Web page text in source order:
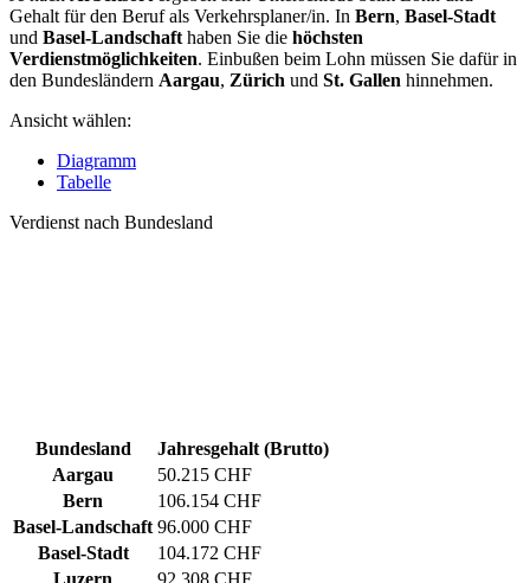
Gehalt für den Beruf als Verkehrsplaner/in. In Bern, Basel-Stadt
und Basel-Landschaft haben Sie die höchsten
Verdienstmöglichkeiten. Einbußen beim Lohn müssen Sie dafür in
den Bundesländern Aargau, Zürich und St. Gallen hinnehmen.
Ansicht wählen:
Diagramm
Tabelle
Verdienst nach Bundesland
Bundesland
Jahresgehalt (Brutto)
Aargau
50.215 CHF
Bern
106.154 CHF
Basel-Landschaft 96.000 CHF
Basel-Stadt
104.172 CHF
Luzern
92.308 CHF